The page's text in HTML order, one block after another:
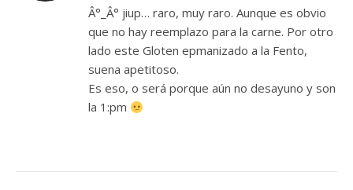
Â°_Â° jiup… raro, muy raro. Aunque es obvio
que no hay reemplazo para la carne. Por otro
lado este Gloten epmanizado a la Fento,
suena apetitoso.
Es eso, o será porque aún no desayuno y son
la 1:pm